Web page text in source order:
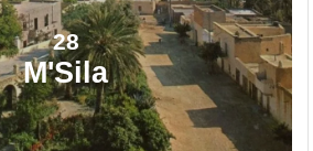
28
M'Sila